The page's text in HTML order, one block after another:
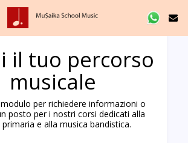
il tuo percorso
musicale
per richiedere informazioni o
posto per i nostri corsi dedicati alla
e alla musica bandistica.